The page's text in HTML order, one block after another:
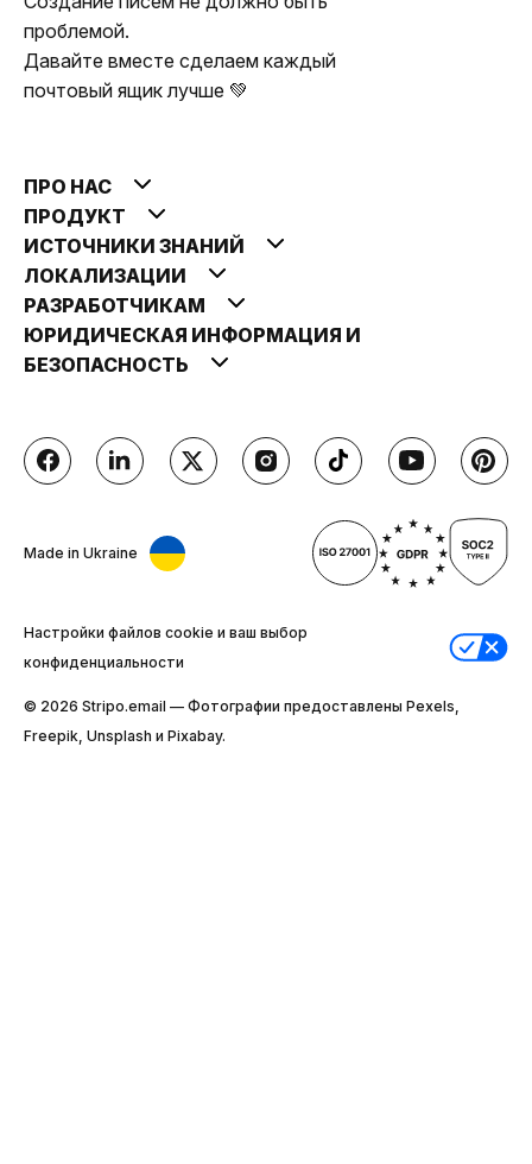
проблемой.
Давайте вместе сделаем каждый
почтовый ящик лучше 💚
ПРО НАС
ПРОДУКТ
ИСТОЧНИКИ ЗНАНИЙ
ЛОКАЛИЗАЦИИ
РАЗРАБОТЧИКАМ
ЮРИДИЧЕСКАЯ ИНФОРМАЦИЯ И
БЕЗОПАСНОСТЬ
Made in Ukraine
Настройки файлов cookie и ваш выбор
конфиденциальности
© 2026 Stripо.email — Фотографии предоставлены Pexels,
Freepik, Unsplash и Pixabay.